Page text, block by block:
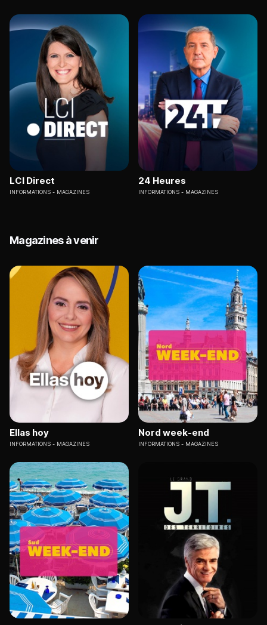
LCI Direct
INFORMATIONS MAGAZINES
24 Heures
INFORMATIONS MAGAZINES
Magazines à venir
Ellas hoy
INFORMATIONS MAGAZINES
Nord week-end
INFORMATIONS MAGAZINES